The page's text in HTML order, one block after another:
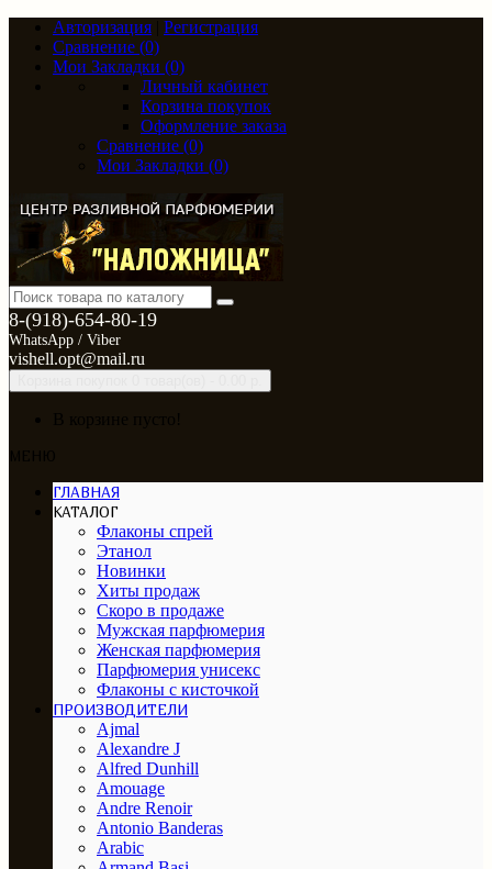
Авторизация
Регистрация
Сравнение (0)
Мои Закладки (0)
Личный кабинет
Корзина покупок
Оформление заказа
Сравнение (0)
Мои Закладки (0)
8-(918)-654-80-19
WhatsApp / Viber
vishell.opt@mail.ru
ГЛАВНАЯ
КАТАЛОГ
Флаконы спрей
Этанол
Новинки
Хиты продаж
Скоро в продаже
Мужская парфюмерия
Женская парфюмерия
Парфюмерия унисекс
Флаконы с кисточкой
ПРОИЗВОДИТЕЛИ
Ajmal
Alexandre J
Alfred Dunhill
Amouage
Andre Renoir
Antonio Banderas
Arabic